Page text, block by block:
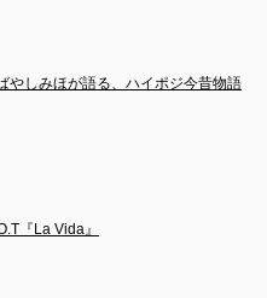
やしみほが語る、ハイポジ今昔物語
『La Vida』